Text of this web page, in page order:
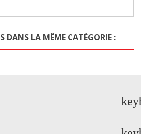
DANS LA MÊME CATÉGORIE :